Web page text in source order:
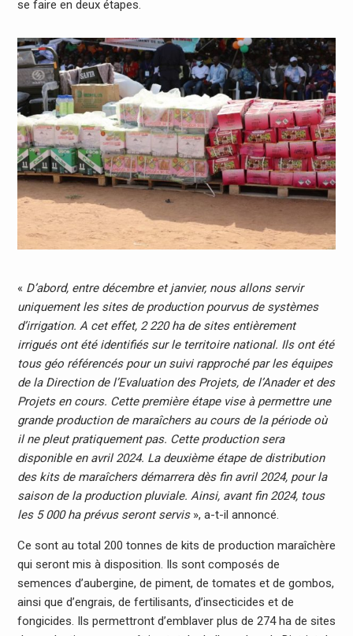
se faire en deux étapes.
« D’abord, entre décembre et janvier, nous allons servir
uniquement les sites de production pourvus de systèmes
d’irrigation. A cet effet, 2 220 ha de sites entièrement
irrigués ont été identifiés sur le territoire national. Ils ont été
tous géo référencés pour un suivi rapproché par les équipes
de la Direction de l’Evaluation des Projets, de l’Anader et des
Projets en cours. Cette première étape vise à permettre une
grande production de maraîchers au cours de la période où
il ne pleut pratiquement pas. Cette production sera
disponible en avril 2024. La deuxième étape de distribution
des kits de maraîchers démarrera dès fin avril 2024, pour la
saison de la production pluviale. Ainsi, avant fin 2024, tous
les 5 000 ha prévus seront servis», a-t-il annoncé.
Ce sont au total 200 tonnes de kits de production maraîchère
qui seront mis à disposition. Ils sont composés de
semences d’aubergine, de piment, de tomates et de gombos,
ainsi que d’engrais, de fertilisants, d’insecticides et de
fongicides. Ils permettront d’emblaver plus de 274 ha de sites